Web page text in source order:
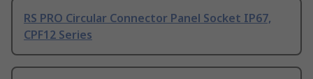
RS PRO Circular Connector Panel Socket IP67,
CPF12 Series